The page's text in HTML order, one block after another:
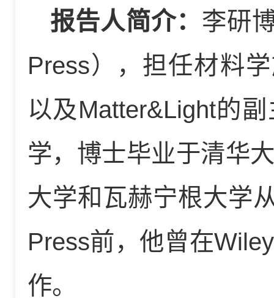
报告人简介： 李研
Press），担任材料
以及Matter&Light的
学，博士毕业于清华
大学和瓦赫宁根大学
Press前，他曾在
作。